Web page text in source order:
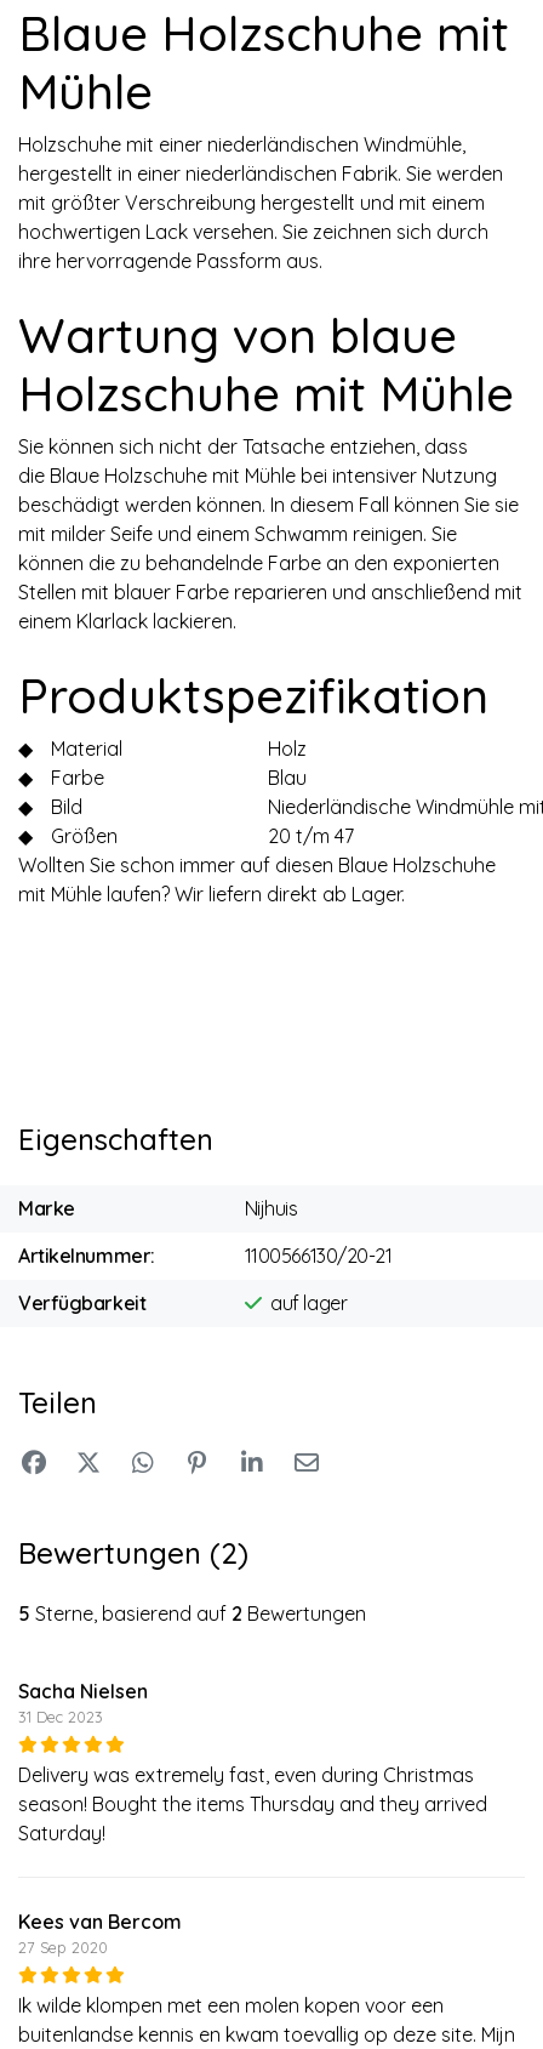
Blaue Holzschuhe mit
Mühle
Holzschuhe mit einer niederländischen Windmühle,
hergestellt in einer niederländischen Fabrik. Sie werden
mit größter Verschreibung hergestellt und mit einem
hochwertigen Lack versehen. Sie zeichnen sich durch
ihre hervorragende Passform aus.
Wartung von blaue
Holzschuhe mit Mühle
Sie können sich nicht der Tatsache entziehen, dass
die Blaue Holzschuhe mit Mühle bei intensiver Nutzung
beschädigt werden können. In diesem Fall können Sie sie
mit milder Seife und einem Schwamm reinigen. Sie
können die zu behandelnde Farbe an den exponierten
Stellen mit blauer Farbe reparieren und anschließend mit
einem Klarlack lackieren.
Produktspezifikation
◆ Material
Holz
◆
Farbe
Blau
◆
Bild
Niederländische Windmühle
◆
Größen
20 t/m 47
Wollten Sie schon immer auf diesen Blaue Holzschuhe
mit Mühle laufen? Wir liefern direkt ab Lager.
Eigenschaften
Marke
Nijhuis
Artikelnummer:
1100566130/20-21
Verfügbarkeit
auf lager
Teilen
Bewertungen (2)
5 Sterne, basierend auf 2 Bewertungen
Sacha Nielsen
31 Dec 2023
Delivery was extremely fast, even during Christmas
season! Bought the items Thursday and they arrived
Saturday!
Kees van Bercom
27 Sep 2020
Ik wilde klompen met een molen kopen voor een
buitenlandse kennis en kwam toevallig op deze site. Mijn